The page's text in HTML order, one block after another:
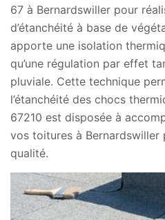
67 à Bernardswiller pour
d’étanchéité à base de
apporte une isolation
qu’une régulation par effet
pluviale. Cette technique
l’étanchéité des chocs
67210 est disposée à
vos toitures à Bernardswiller
qualité.